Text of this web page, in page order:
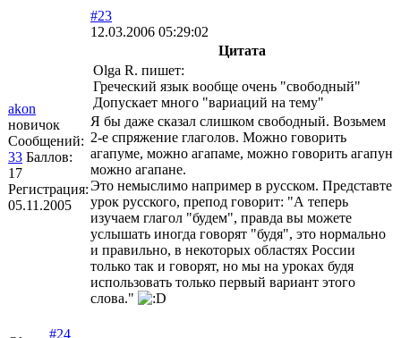
akon
новичок
Сообщений:
33 Баллов:
17
Регистрация:
05.11.2005
#23
12.03.2006 05:29:02
Цитата
Olga R. пишет:
Греческий язык вообще очень "свободный"
Допускает много "вариаций на тему"
Я бы даже сказал слишком свободный. Возьмем
2-е спряжение глаголов. Можно говорить
агапуме, можно агапаме, можно говорить агапун
можно агапане.
Это немыслимо например в русском. Представте
урок русского, препод говорит: "А теперь
изучаем глагол "будем", правда вы можете
услышать иногда говорят "будя", это нормально
и правильно, в некоторых областях России
только так и говорят, но мы на уроках будя
использовать только первый вариант этого
слова."
#24